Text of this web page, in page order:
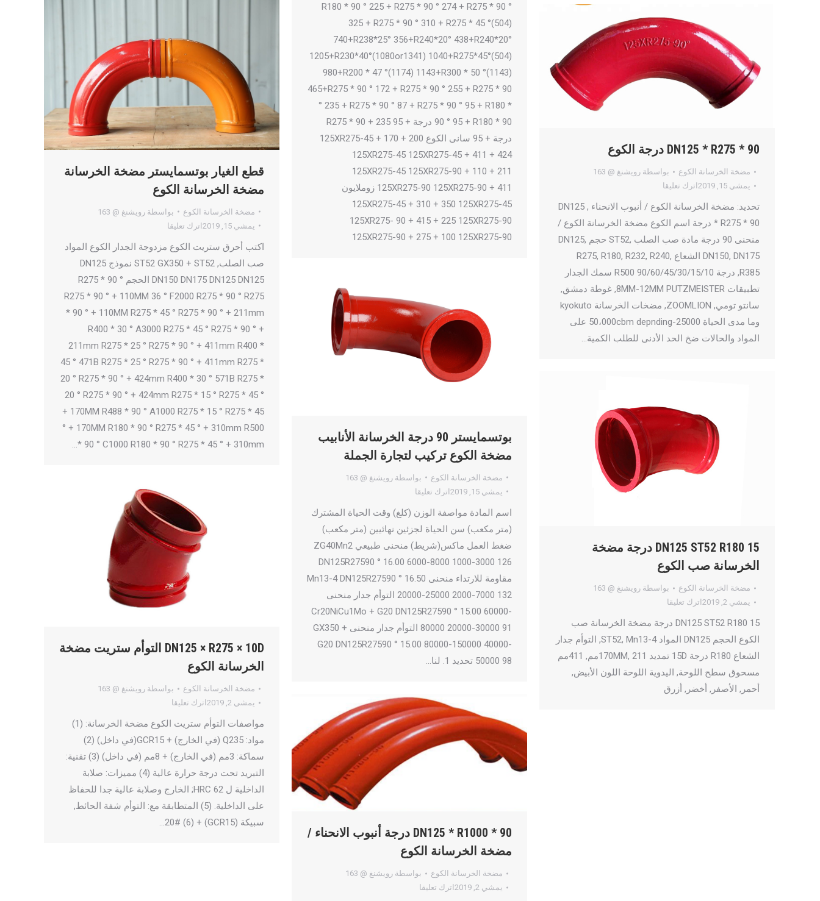
R180 * 90 ° 225 + R275 * 90 ° 274 + R275 * 90 °
325 + R275 * 90 ° 310 + R275 * 45 °(504)
740+R238*25° 356+R240*20° 438+R240*20°
1205+R230*40°(1080or1341) 1040+R275*45°(504)
980+R200 * 47 °(1174) 1143+R300 * 50 °(1143)
465+R275 * 90 ° 172 + R275 * 90 ° 255 + R275 * 90
° 235 + R275 * 90 ° 87 + R275 * 90 ° 95 + R180 *
90 ° 95 + R180 * 90 درجة + 95 235 + R275 * 90
درجة + 95 سانى الكوع 125XR275-45 + 170 + 200
125XR275-45 125XR275-45 + 411 + 424
125XR275-45 125XR275-90 + 110 + 211
125XR275-90 125XR275-90 + 411 زوملايون
125XR275-45 + 310 + 350 125XR275-45
125XR275- 90 + 415 + 225 125XR275-90
125XR275-90 + 275 + 100 125XR275-90
قطع الغيار بوتسمايستر مضخة الخرسانة
مضخة الخرسانة الكوع
مضخة الخرسانة الكوع بواسطة رويشنغ @ 163
يمشي 15, 2019
اترك تعليقا
اكتب أحرق ستريت الكوع مزدوجة الجدار الكوع المواد
صب الصلب, ST52 GX350 + ST52 نموذج DN125
DN150 DN175 DN125 DN125 الحجم R275 * 90 °
R275 * 90 ° + 110MM 36 ° F2000 R275 * 90 ° R275
* 90 ° + 110MM R275 * 45 ° R275 * 90 ° + 211mm
R400 * 30 ° A3000 R275 * 45 ° R275 * 90 ° +
211mm R275 * 25 ° R275 * 90 ° + 411mm R400 *
45 ° 471B R275 * 25 ° R275 * 90 ° + 411mm R275 *
20 ° R275 * 90 ° + 424mm R400 * 30 ° 571B R275 *
20 ° R275 * 90 ° + 424mm R275 * 15 ° R275 * 45 °
+ 170MM R488 * 90 ° A1000 R275 * 15 ° R275 * 45
° + 170MM R180 * 90 ° R275 * 45 ° + 310mm R500
* 90 ° C1000 R180 * 90 ° R275 * 45 ° + 310mm…
DN125 * R275 * 90 درجة الكوع
مضخة الخرسانة الكوع بواسطة رويشنغ @ 163
يمشي 15, 2019
اترك تعليقا
تحديد: مضخة الخرسانة الكوع / أنبوب الانحناء , DN125
* R275 * 90 درجة اسم الكوع مضخة الخرسانة الكوع /
منحنى 90 درجة مادة صب الصلب ,ST52 حجم DN125,
DN150, DN175 الشعاع R275, R180, R232, R240,
R385, درجة R500 90/60/45/30/15/10 سمك الجدار
تطبيقات 8MM-12MM PUTZMEISTER, غوطة دمشق,
سانتو تومي, ZOOMLION, مضخات الخرسانة kyokuto
وما مدى الحياة 25000-50،000cbm depnding على
المواد والحالات ضخ الحد الأدنى للطلب الكمية…
بوتسمايستر 90 درجة الخرسانة الأنابيب
مضخة الكوع تركيب لتجارة الجملة
مضخة الخرسانة الكوع بواسطة رويشنغ @ 163
يمشي 15, 2019
اترك تعليقا
اسم المادة مواصفة الوزن (كلغ) وقت الحياة المشترك
(متر مكعب) سن الحياة لجزئين نهائيين (متر مكعب)
ضغط العمل ماكس(شريط) منحنى طبيعي ZG40Mn2
DN125R27590 ° 16.00 6000-8000 1000-3000 126
مقاومة للارتداء منحنى Mn13-4 DN125R27590 ° 16.50
20000-25000 2000-7000 132 التوأم جدار منحنى
Cr20NiCu1Mo + G20 DN125R27590 ° 15.00 60000-
80000 20000-30000 91 التوأم جدار منحنى GX350 +
G20 DN125R27590 ° 15.00 80000-150000 40000-
50000 98 تحديد 1. لنا…
DN125 ST52 R180 15 درجة مضخة
الخرسانة صب الكوع
مضخة الخرسانة الكوع بواسطة رويشنغ @ 163
يمشي 2, 2019
اترك تعليقا
DN125 ST52 R180 15 درجة مضخة الخرسانة صب
الكوع الحجم DN125 المواد ST52, Mn13-4, التوأم جدار
الشعاع R180 درجة 15D تمديد 170MM, 211مم, 411مم
مسحوق سطح اللوحة, اليدوية اللوحة اللون الأبيض,
أحمر, الأصفر, أخضر, أزرق
DN125 × R275 × 10D التوأم ستريت مضخة
الخرسانة الكوع
مضخة الخرسانة الكوع بواسطة رويشنغ @ 163
يمشي 2, 2019
اترك تعليقا
مواصفات التوأم ستريت الكوع مضخة الخرسانة: (1)
مواد: Q235 (في الخارج) + GCR15(في داخل) (2)
سماكة: 3مم (في الخارج) + 8مم (في داخل) (3) تقنية:
التبريد تحت درجة حرارة عالية (4) مميزات: صلابة
الداخلية ل 62 HRC; الخارج وصلابة عالية جدا للحفاظ
على الداخلية. (5) المتطابقة مع: التوأم شفة الحائط,
سبيكة (GCR15) + 20# (6)…
DN125 * R1000 * 90 درجة أنبوب الانحناء /
مضخة الخرسانة الكوع
مضخة الخرسانة الكوع بواسطة رويشنغ @ 163
يمشي 2, 2019
اترك تعليقا